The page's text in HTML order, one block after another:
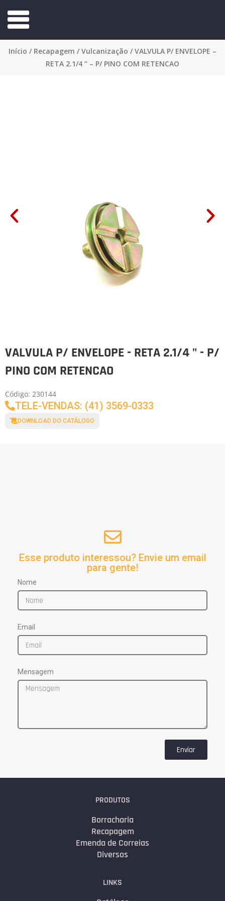
Início / Recapagem / Vulcanização / VALVULA P/ ENVELOPE –
RETA 2.1/4 ” – P/ PINO COM RETENCAO
VALVULA P/ ENVELOPE - RETA 2.1/4 " - P/
PINO COM RETENCAO
Código: 230144
TELE-VENDAS: (41) 3569-0333
DOWNLOAD DO CATÁLOGO
Esse produto interessou? Envie um email
para gente!
Nome
Email
Mensagem
Enviar
PRODUTOS
Borracharia
Recapagem
Emenda de Correias
Diversos
LINKS